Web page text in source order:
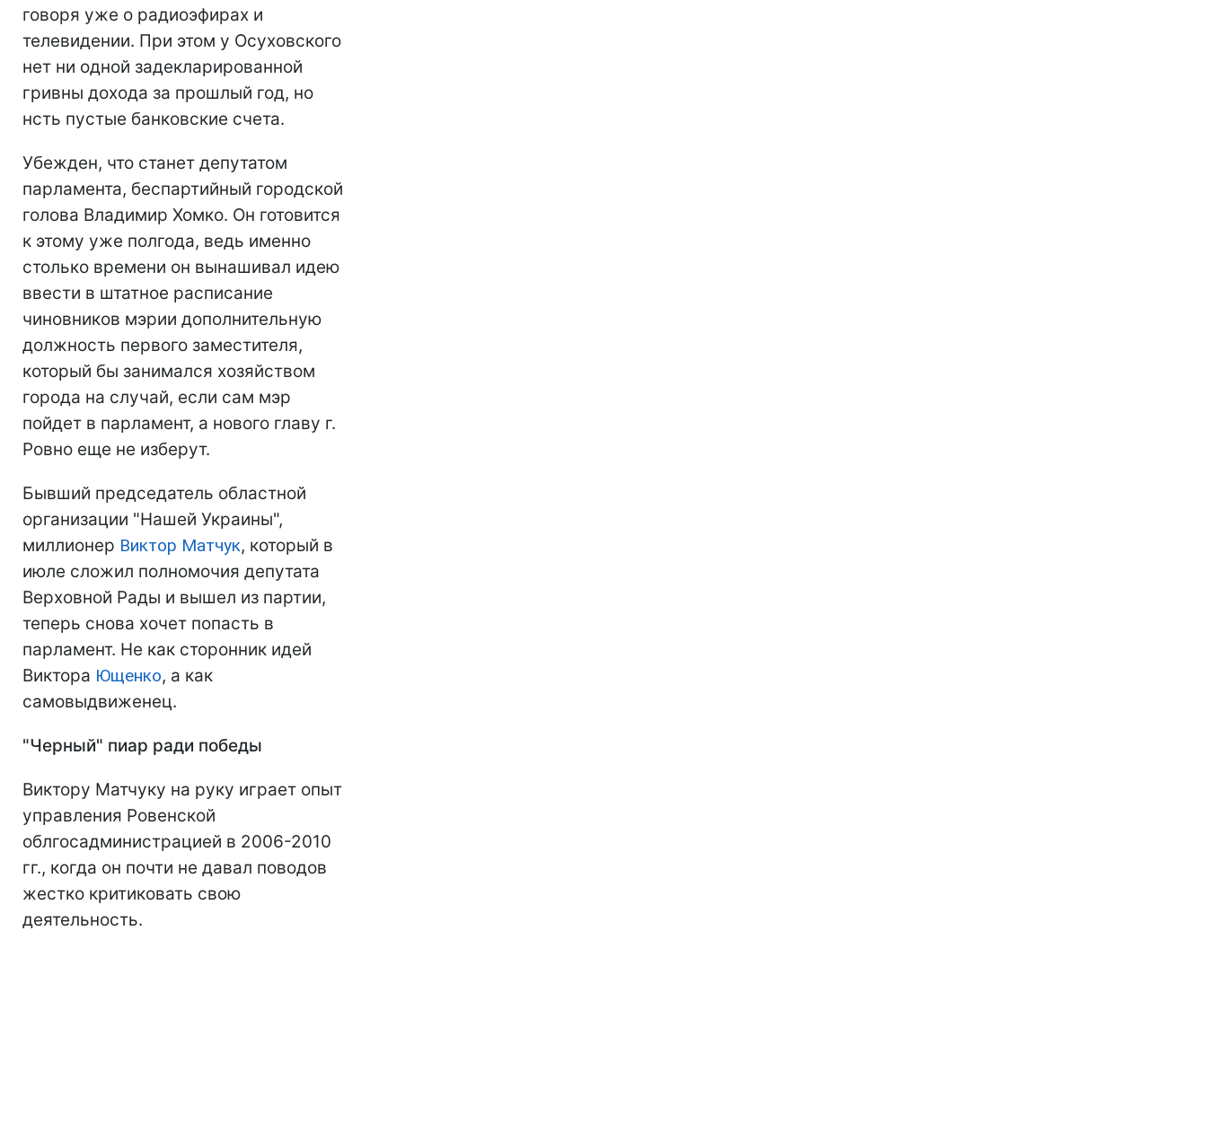
говоря уже о радиоэфирах и
телевидении. При этом у Осуховского
нет ни одной задекларированной
гривны дохода за прошлый год, но
нсть пустые банковские счета.
Убежден, что станет депутатом
парламента, беспартийный городской
голова Владимир Хомко. Он готовится
к этому уже полгода, ведь именно
столько времени он вынашивал идею
ввести в штатное расписание
чиновников мэрии дополнительную
должность первого заместителя,
который бы занимался хозяйством
города на случай, если сам мэр
пойдет в парламент, а нового главу г.
Ровно еще не изберут.
Бывший председатель областной
организации "Нашей Украины",
миллионер Виктор Матчук, который в
июле сложил полномочия депутата
Верховной Рады и вышел из партии,
теперь снова хочет попасть в
парламент. Не как сторонник идей
Виктора Ющенко, а как
самовыдвиженец.
"Черный" пиар ради победы
Виктору Матчуку на руку играет опыт
управления Ровенской
облгосадминистрацией в 2006-2010
гг., когда он почти не давал поводов
жестко критиковать свою
деятельность.